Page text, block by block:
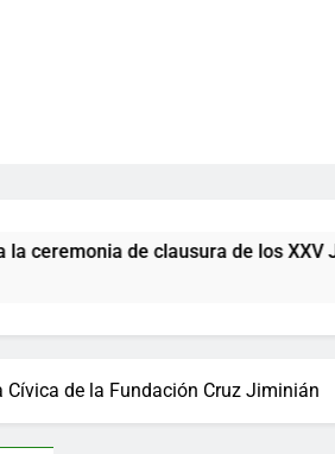
de los XXV Juegos
de la Fundación Cruz Jiminián